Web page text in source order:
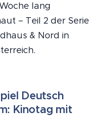
lang
– Teil 2 der Serie
& Nord in
Deutsch
Kinotag mit